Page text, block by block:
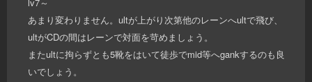
あまり変わりません。ultが上がり次第他のレーンへultで飛び、
ultがCDの間はレーンで対面を苛めましょう。
またultに拘らずとも5靴をはいて徒歩でmid等へgankするのも良
いでしょう。